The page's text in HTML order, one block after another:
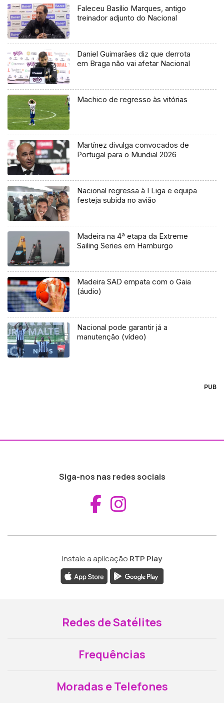
Faleceu Basílio Marques, antigo
treinador adjunto do Nacional
Daniel Guimarães diz que derrota
em Braga não vai afetar Nacional
Machico de regresso às vitórias
Martínez divulga convocados de
Portugal para o Mundial 2026
Nacional regressa à I Liga e equipa
festeja subida no avião
Madeira na 4ª etapa da Extreme
Sailing Series em Hamburgo
Madeira SAD empata com o Gaia
(áudio)
Nacional pode garantir já a
manutenção (vídeo)
PUB
Siga-nos nas redes sociais
Aceder ao
Instale a aplicação RTP Play
Redes de Satélites
Frequências
Moradas e Telefones